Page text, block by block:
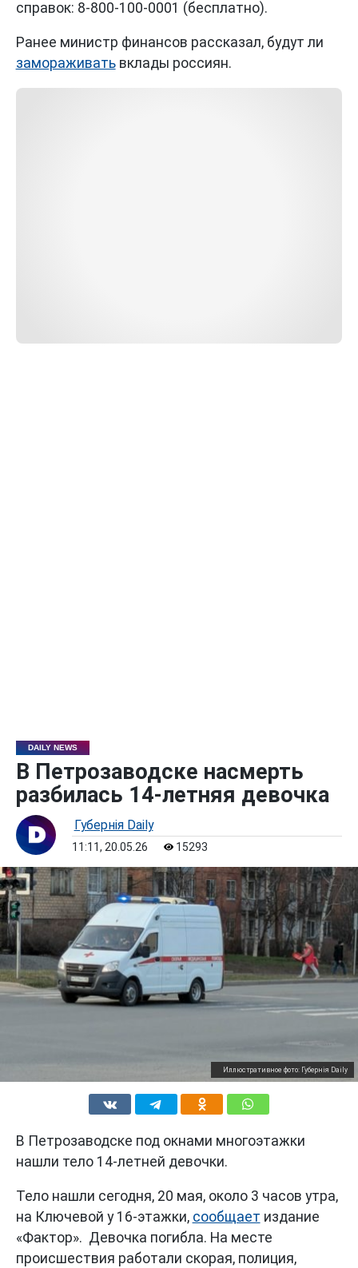
справок: 8-800-100-0001 (бесплатно).
Ранее министр финансов рассказал, будут ли
замораживатьвклады россиян.
DAILY NEWS
В Петрозаводске насмерть
разбилась 14-летняя девочка
Губернiя Daily
11:11, 20.05.26 15293
Иллюстративное фото: Губернiя Daily
В Петрозаводске под окнами многоэтажки
нашли тело 14-летней девочки.
Тело нашли сегодня, 20 мая, около 3 часов утра,
на Ключевой у 16-этажки, сообщает издание
«Фактор». Девочка погибла. На месте
происшествия работали скорая, полиция,